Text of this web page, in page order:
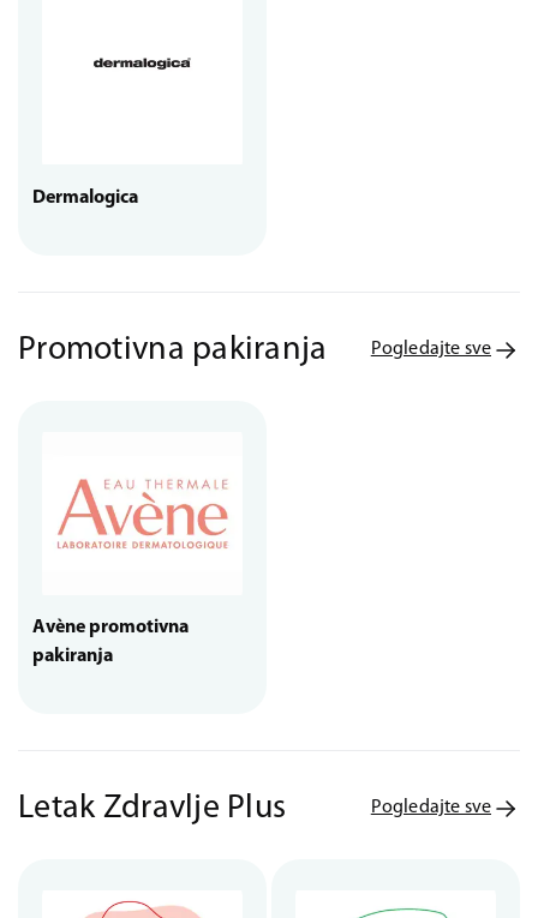
Dermalogica
Promotivna pakiranja Pogledajte sve
Avène promotivna
pakiranja
Letak Zdravlje Plus Pogledajte sve